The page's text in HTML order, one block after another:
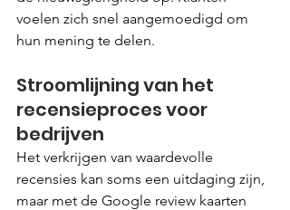
voelen zich snel aangemoedigd om
hun mening te delen.
Stroomlijning van het
recensieproces voor
bedrijven
Het verkrijgen van waardevolle
recensies kan soms een uitdaging zijn,
maar met de Google review kaarten